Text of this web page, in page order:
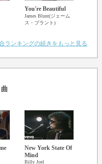
と変わらない）
よ）
リー・ジョエル (Billy Joel)
You're Beautiful
James Blunt(ジェーム
ス・ブラント)
ランキングの続きをもっと見る
New York State Of
Mind
Billy Joel